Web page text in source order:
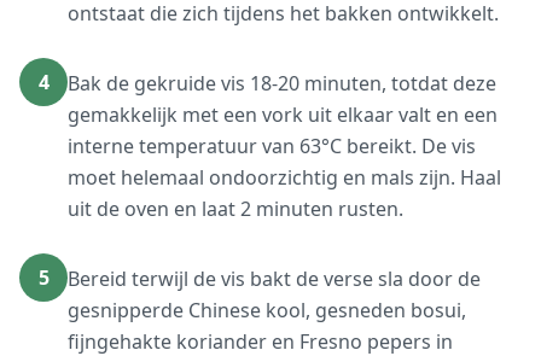
ontstaat die zich tijdens het bakken ontwikkelt.
4
Bak de gekruide vis 18-20 minuten, totdat deze
gemakkelijk met een vork uit elkaar valt en een
interne temperatuur van 63°C bereikt. De vis
moet helemaal ondoorzichtig en mals zijn. Haal
uit de oven en laat 2 minuten rusten.
5
Bereid terwijl de vis bakt de verse sla door de
gesnipperde Chinese kool, gesneden bosui,
fijngehakte koriander en Fresno pepers in